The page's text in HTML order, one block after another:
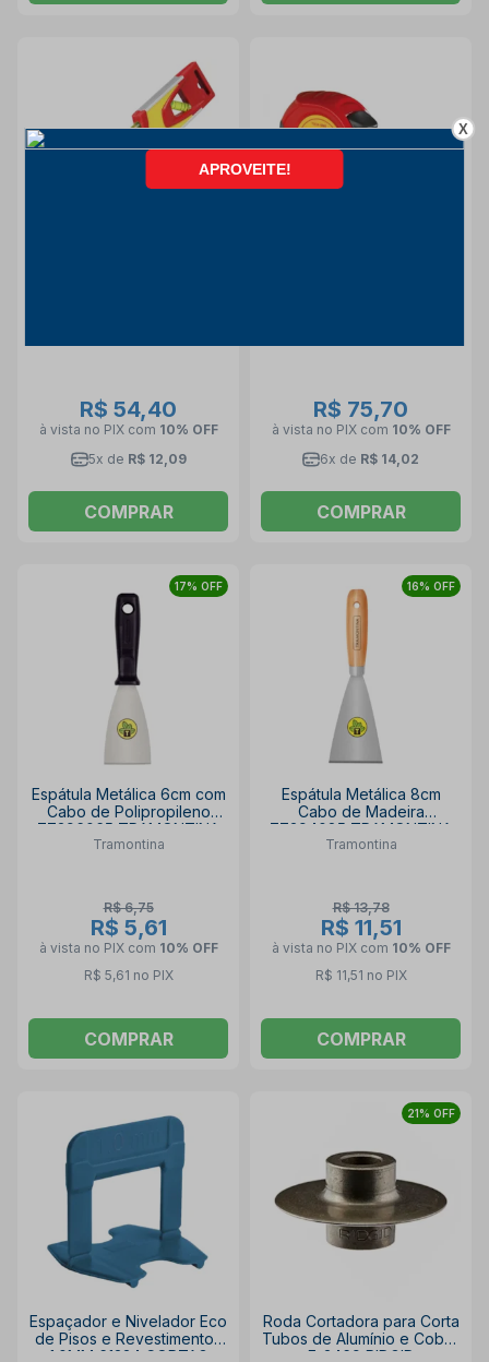
R$ 54,40
à vista no PIX com 10% OFF
5x de R$ 12,09
COMPRAR
R$ 75,70
à vista no PIX com 10% OFF
6x de R$ 14,02
COMPRAR
17% OFF
Espátula Metálica 6cm com
Cabo de Polipropileno
77396065 TRAMONTINA
Tramontina
R$ 6,75
R$ 5,61
à vista no PIX com 10% OFF
R$ 5,61 no PIX
COMPRAR
16% OFF
Espátula Metálica 8cm
Cabo de Madeira
77394085 TRAMONTINA
Tramontina
R$ 13,78
R$ 11,51
à vista no PIX com 10% OFF
R$ 11,51 no PIX
COMPRAR
Espaçador e Nivelador Eco
de Pisos e Revestimentos
1.0MM 61334 CORTAG
21% OFF
Roda Cortadora para Corta
Tubos de Alumínio e Cobre
E-3469 RIDGID
X